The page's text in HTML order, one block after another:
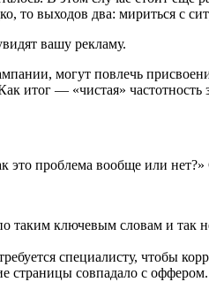
то выходов два: мириться с
вашу рекламу.
могут повлечь
итог — «чистая» частотность
это проблема вообще или нет?»
таким ключевым словам и так
специалисту, чтобы
страницы совпадало с оффером.